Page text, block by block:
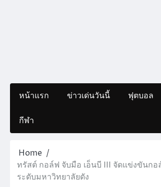
หน้าแรก ข่าวเด่นวันนี้ ฟุตบอล
กีฬา
Home
ทรัสต์ กอล์ฟ จับมือ เอ็นบี III จัดแข่งขันก
ระดับมหาวิทยาลัยดัง